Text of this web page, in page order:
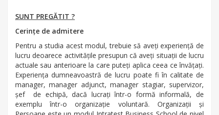
SUNT PREGĂTIT ?
Cerințe de admitere
Pentru a studia acest modul, trebuie să aveți experiență de
lucru deoarece activitățile presupun că aveți situații de lucru
actuale sau anterioare la care puteți aplica ceea ce învățați.
Experiența dumneavoastră de lucru poate fi în calitate de
manager, manager adjunct, manager stagiar, supervizor,
șef de echipă, dacă lucrați într-o formă informală, de
exemplu într-o organizație voluntară. Organizații și